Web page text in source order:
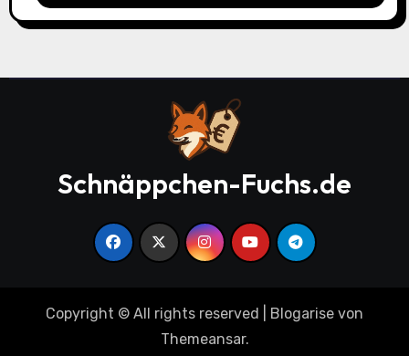
Schnäppchen-Fuchs.de
Copyright © All rights reserved Blogarise von
Themeansar.